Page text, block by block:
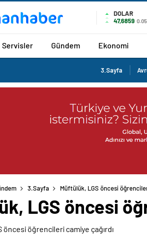
DOLAR
47,6859
Servisler Gündem Ekonomi
3.Sayfa
3.Sayfa Müftülük, LGS öncesi
LGS öncesi